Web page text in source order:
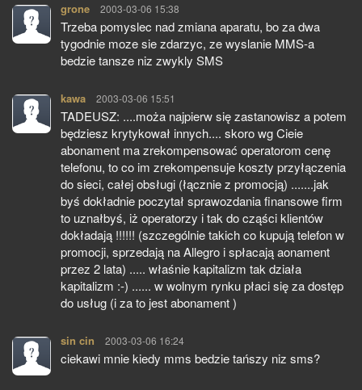
grone pisze:
2003-03-06 15:38
Trzeba pomyslec nad zmiana aparatu, bo za dwa
tygodnie moze sie zdarzyc, ze wyslanie MMS-a
bedzie tansze niz zwykly SMS
kawa pisze:
2003-03-06 15:51
TADEUSZ: ....moża najpierw się zastanowisz a potem
będziesz krytykował innych.... skoro wg Cieie
abonament ma zrekompensować operatorom cenę
telefonu, to co im zrekompensuje koszty przyłączenia
do sieci, całej obsługi (łącznie z promocją) .......jak
byś dokładnie poczytał sprawozdania finansowe firm
to uznałbyś, iż operatorzy i tak do cząści klientów
dokładają !!!!!! (szczególnie takich co kupują telefon w
promocji, sprzedają na Allegro i spłacają aonament
przez 2 lata) ..... właśnie kapitalizm tak działa
kapitalizm :-) ...... w wolnym rynku płaci się za dostęp
do usług (i za to jest abonament )
sin cin pisze:
2003-03-06 16:24
ciekawi mnie kiedy mms bedzie tańszy niz sms?